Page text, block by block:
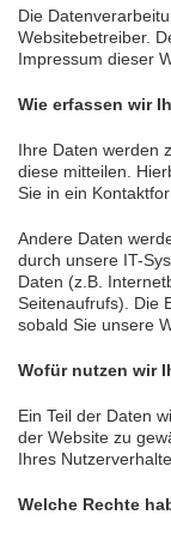
Die
Websitebetreiber.
Impressum dieser
Wie erfassen wir
Ihre Daten werden
diese mitteilen.
Sie in ein
Andere Daten
durch unsere IT-
Daten (z.B.
Seitenaufrufs). Die
sobald Sie unsere
Wofür nutzen wir
Ein Teil der Daten
der Website zu
Ihres
Welche Rechte